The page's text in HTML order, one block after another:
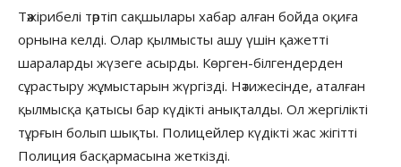
Тәжірибелі тәртіп сақшылары хабар алған бойда оқиға
орнына келді. Олар қылмысты ашу үшін қажетті
шараларды жүзеге асырды. Көрген-білгендерден
сұрастыру жұмыстарын жүргізді. Нәтижесінде, аталған
қылмысқа қатысы бар күдікті анықталды. Ол жергілікті
тұрғын болып шықты. Полицейлер күдікті жас жігітті
Полиция басқармасына жеткізді.